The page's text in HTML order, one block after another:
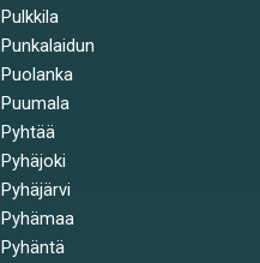
Pulkkila
Punkalaidun
Puolanka
Puumala
Pyhtää
Pyhäjoki
Pyhäjärvi
Pyhämaa
Pyhäntä